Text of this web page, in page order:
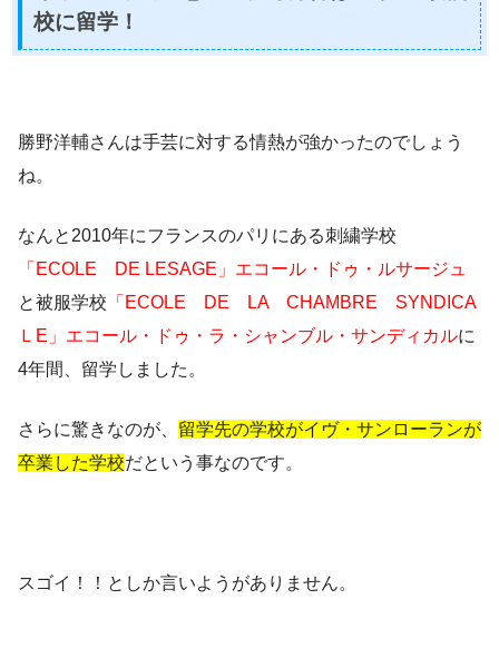
校に留学！
勝野洋輔さんは手芸に対する情熱が強かったのでしょう
ね。
なんと2010年にフランスのパリにある刺繍学校
「ECOLE DE LESAGE」エコール・ドゥ・ルサージュ
と被服学校 「ECOLE DE LA CHAMBRE SYNDICA
ＬE」エコール・ドゥ・ラ・シャンブル・サンディカルに
4年間、留学 しました。
さらに驚きなのが、 留学先の学校がイヴ・サンローランが
卒業した学校だという事なのです。
スゴイ！！としか言いようがありません。